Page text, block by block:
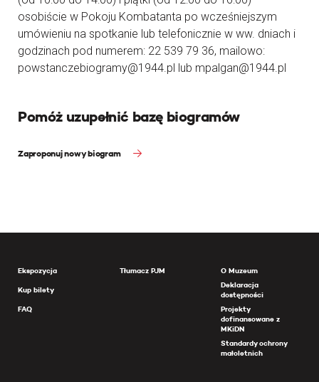
osobiście w Pokoju Kombatanta po wcześniejszym
umówieniu na spotkanie lub telefonicznie w ww. dniach i
godzinach pod numerem: 22 539 79 36, mailowo:
powstanczebiogramy@1944.pl lub mpalgan@1944.pl
Pomóż uzupełnić bazę biogramów
Zaproponuj nowy biogram
Ekspozycja
Kup bilety
FAQ
Tłumacz PJM
O Muzeum
Deklaracja
dostępności
Projekty
dofinansowane z
MKiDN
Standardy ochrony
małoletnich